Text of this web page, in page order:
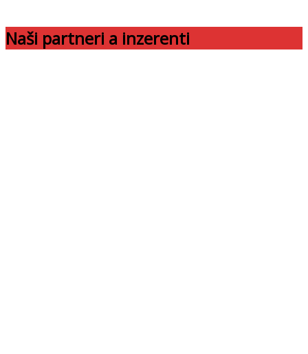
Naši partneri a inzerenti